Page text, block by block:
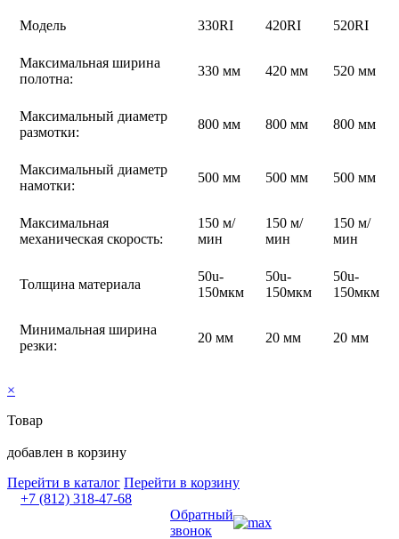
Модель 330RI 420RI 520RI
Максимальная ширина
полотна:
330 мм 420 мм 520 мм
Максимальный диаметр
размотки:
800 мм 800 мм 800 мм
Максимальный диаметр
намотки:
500 мм 500 мм 500 мм
Максимальная
механическая скорость:
150 м/
мин
150 м/
мин
150 м/
мин
Толщина материала
50u-
150мкм
50u-
150мкм
50u-
150мкм
Минимальная ширина
резки:
20 мм 20 мм 20 мм
×
Товар
добавлен в корзину
Перейти в каталог Перейти в корзину
+7 (812) 318-47-68
Обратный
звонок